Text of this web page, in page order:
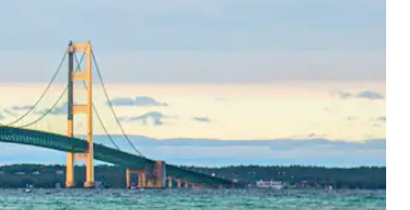
les parcourir ou en appuyant et en faisant glisser.